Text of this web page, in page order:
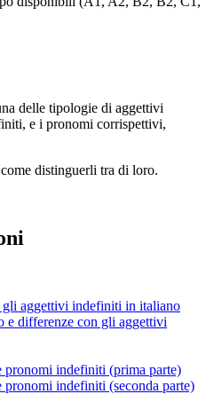
delle tipologie di aggettivi
e i pronomi corrispettivi,
distinguerli tra di loro.
gli aggettivi indefiniti in italiano
e differenze con gli aggettivi
pronomi indefiniti (prima parte)
pronomi indefiniti (seconda parte)